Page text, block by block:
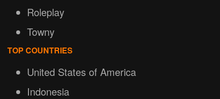
Roleplay
Towny
TOP COUNTRIES
United States of America
Indonesia